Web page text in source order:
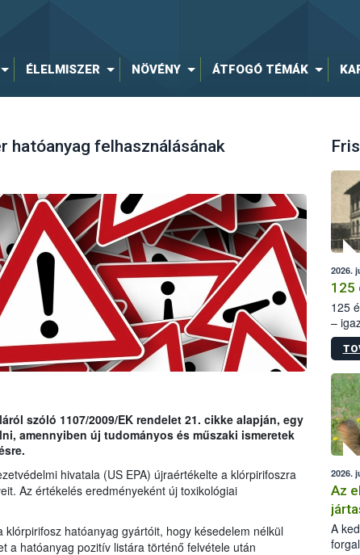
ÉLELMISZER NÖVÉNY ÁTFOGÓ TÉMÁK
hatóanyag felhasználásának
szóló 1107/2009/EK rendelet 21. cikke alapján, egy
amennyiben új tudományos és műszaki ismeretek
hivatala (US EPA) újraértékelte a klórpirifoszra
Az értékelés eredményeként új toxikológiai
hatóanyag gyártóit, hogy késedelem nélkül
a hatóanyag pozitív listára történő felvétele után
2026.
125
125
–
15.
2026.
Az
A